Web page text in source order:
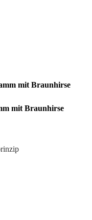
mit Braunhirse